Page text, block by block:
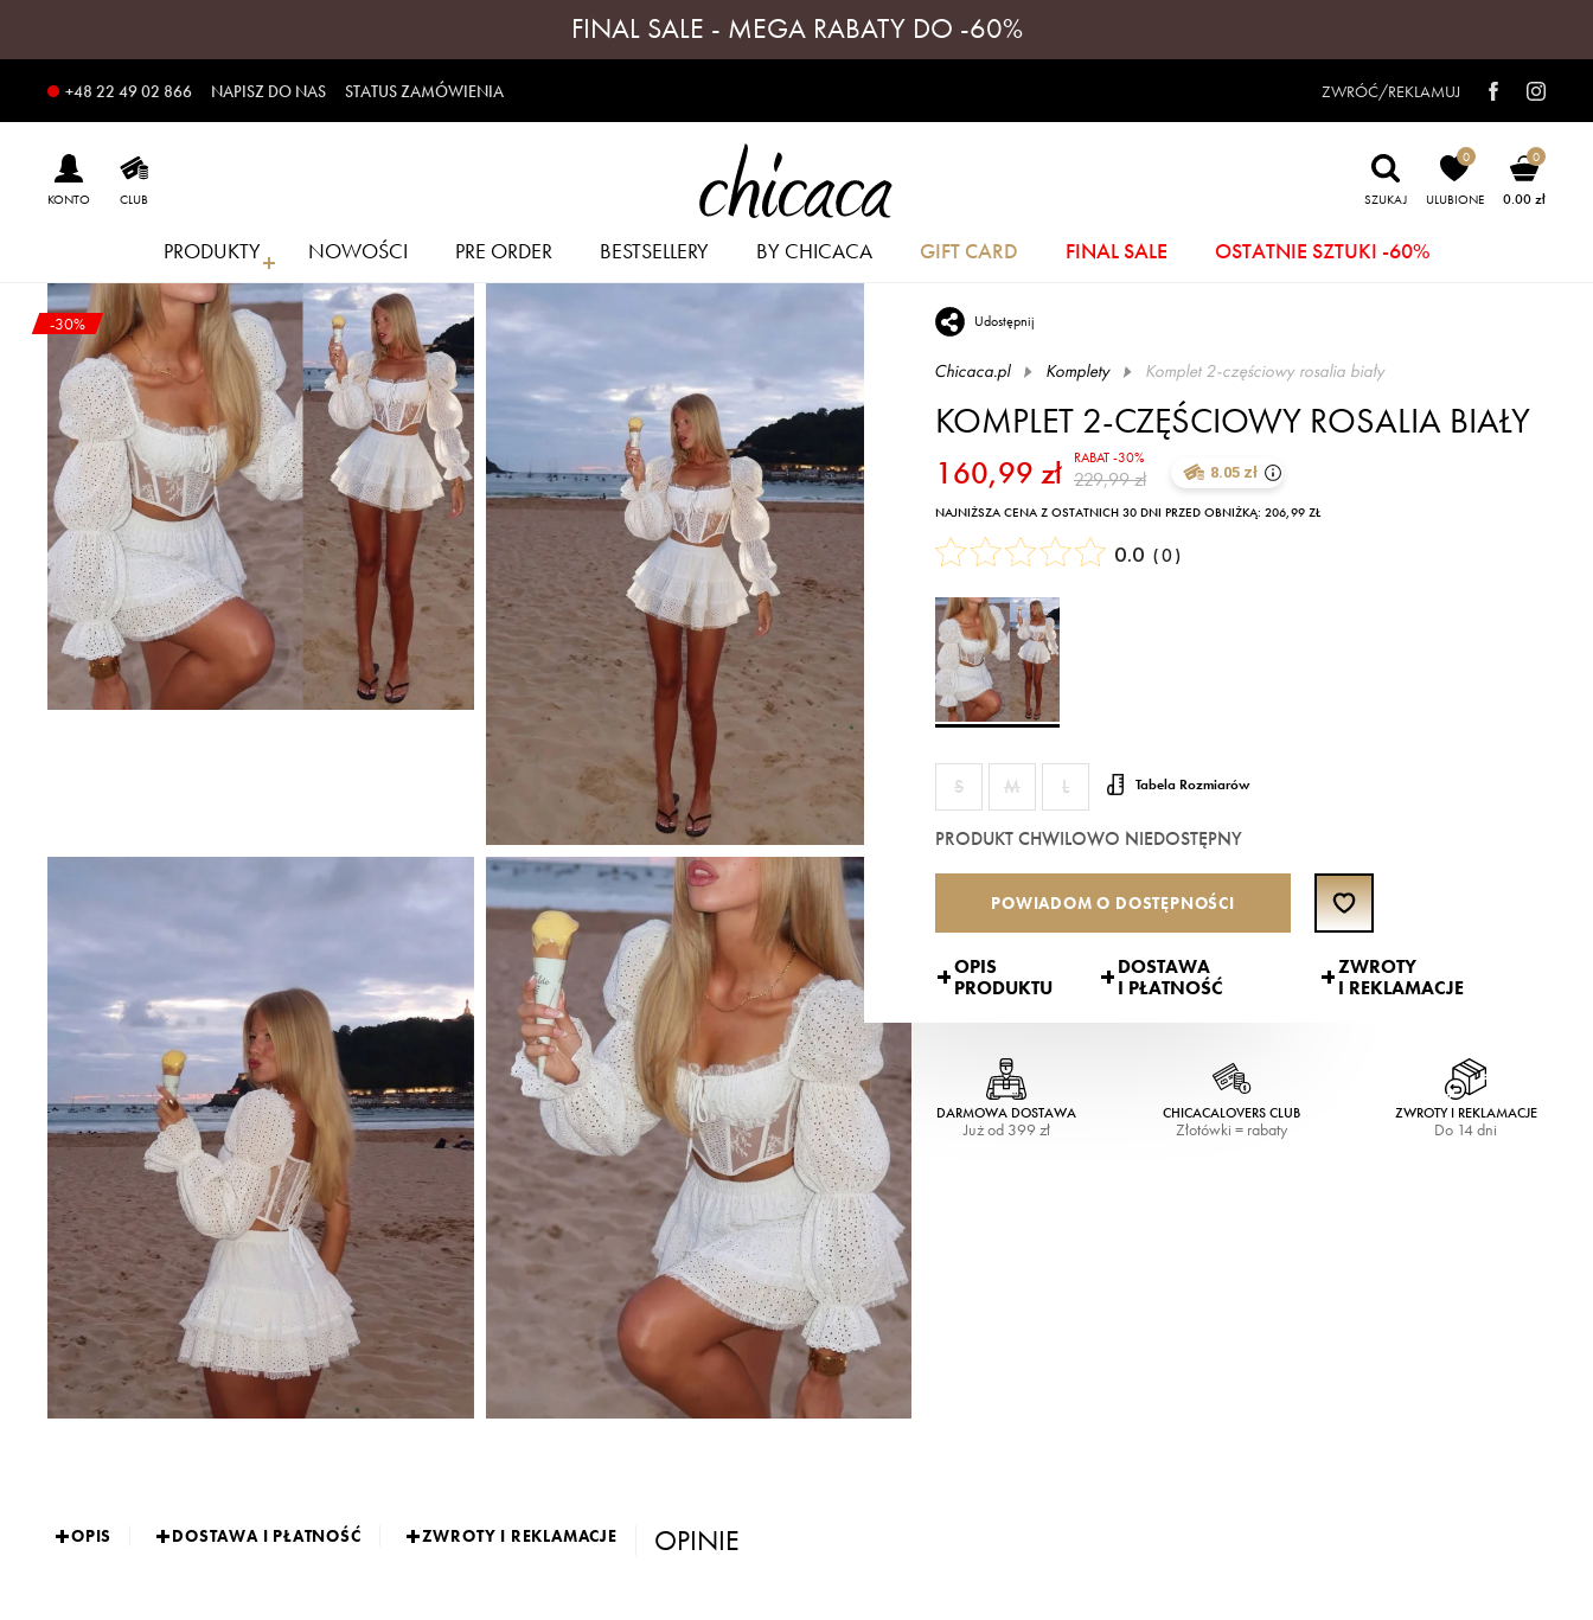
FINAL SALE - MEGA RABATY DO -60%
+48 22 49 02 866 NAPISZ DO NAS STATUS ZAMÓWIENIA ZWRÓĆ/REKLAMUJ
KONTO CLUB SZUKAJ
0
ULUBIONE
0
0.00 zł
PRODUKTY NOWOŚCI PRE ORDER BESTSELLERY BY CHICACA GIFT CARD FINAL SALE OSTATNIE SZTUKI -60%
-30%
OPIS DOSTAWA I PŁATNOŚĆ ZWROTY I REKLAMACJE OPINIE
Udostępnij
Chicaca.pl Komplety komplet 2-częściowy rosalia biały
KOMPLET 2-CZĘŚCIOWY ROSALIA BIAŁY
160,99 zł RABAT -30%
229,99 zł 8.05 zł
NAJNIŻSZA CENA Z OSTATNICH 30 DNI PRZED OBNIŻKĄ: 206,99 ZŁ
0.0 (0)
S M L Tabela Rozmiarów
PRODUKT CHWILOWO NIEDOSTĘPNY
POWIADOM O DOSTĘPNOŚCI
OPIS
PRODUKTU
DOSTAWA
I PŁATNOŚĆ
ZWROTY
I REKLAMACJE
DARMOWA DOSTAWA
Już od 399 zł
CHICACALOVERS CLUB
Złotówki = rabaty
ZWROTY I REKLAMACJE
Do 14 dni